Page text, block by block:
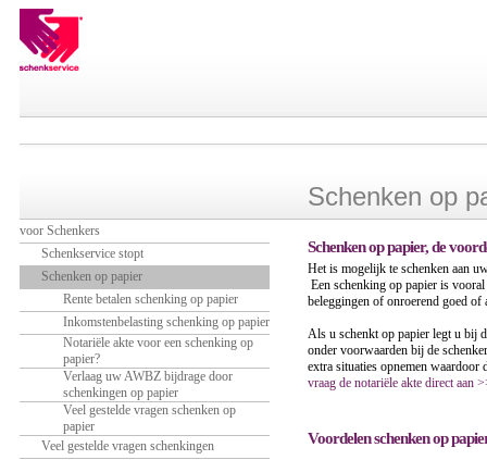
Schenken op
Schenken op papier, de
Het is mogelijk te schenken aan
Een schenking op papier is
beleggingen of onroerend goed of
Als u schenkt op papier legt u bij
onder voorwaarden bij de
extra situaties opnemen waardoor
vraag de notariële akte direct aan
Voordelen schenken op
voor Schenkers
Schenkservice stopt
Schenken op papier
Rente betalen schenking op papier
Inkomstenbelasting schenking op papier
Notariële akte voor een schenking op
papier?
Verlaag uw AWBZ bijdrage door
schenkingen op papier
Veel gestelde vragen schenken op
papier
Veel gestelde vragen schenkingen